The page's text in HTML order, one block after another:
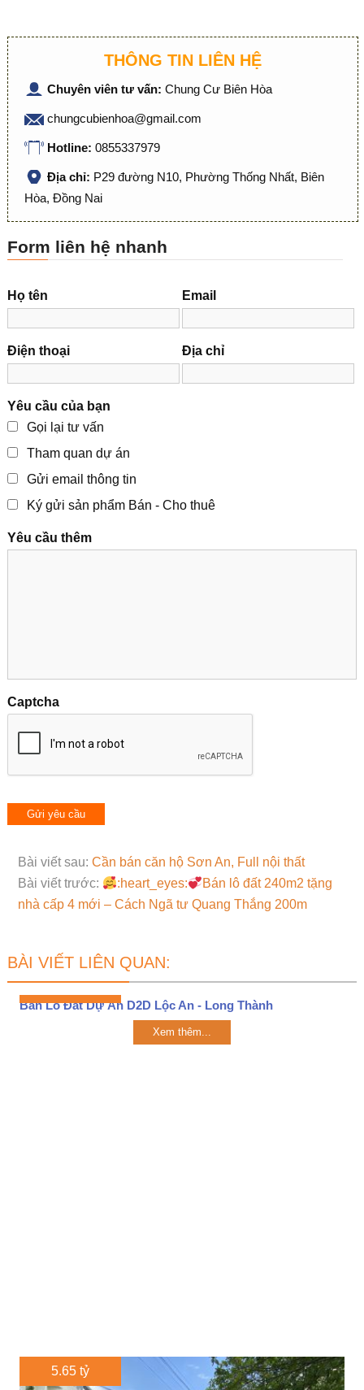
THÔNG TIN LIÊN HỆ
Chuyên viên tư vấn: Chung Cư Biên Hòa
chungcubienhoa@gmail.com
Hotline: 0855337979
Địa chỉ: P29 đường N10, Phường Thống Nhất, Biên
Hòa, Đồng Nai
Form liên hệ nhanh
Họ tên Email
Điện thoại Địa chỉ
Yêu cầu của bạn
Gọi lại tư vấn
Tham quan dự án
Gửi email thông tin
Ký gửi sản phẩm Bán - Cho thuê
Yêu cầu thêm
Captcha
Bài viết sau: Cần bán căn hộ Sơn An, Full nội thất
Bài viết trước:
:heart_eyes:
Bán lô đất 240m2 tặng
nhà cấp 4 mới – Cách Ngã tư Quang Thắng 200m
BÀI VIẾT LIÊN QUAN:
Bán Lô Đất Dự Án D2D Lộc An - Long Thành
Xem thêm...
5.65 tỷ